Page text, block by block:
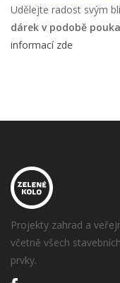
Udělejte radost svým
dárek v podobě
informací zde
Projekty zahrad a
včetně všech
prvky.